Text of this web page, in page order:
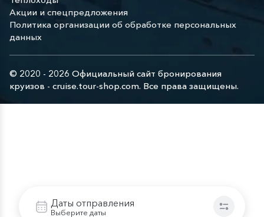
Даты отправления
Выберите даты
Акции и спецпредложения
Политика организации об обработке персональных
данных
© 2020 - 2026 Официальный сайт бронирования
круизов - cruise.tour-shop.com. Все права защищены.